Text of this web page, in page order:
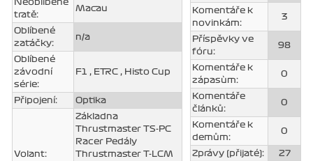
Neoblíbené
tratě:
Macau
Oblíbené
zatáčky:
n/a
Oblíbené
závodní
série:
F1 , ETRC , Histo Cup
Připojení: Optika
Volant:
Základna
Thrustmaster TS-PC
Racer Pedály
Thrustmaster T-LCM
Komentáře k
novinkám:
3
Příspěvky ve
fóru:
98
Komentáře k
zápasùm:
0
Komentáře
článků:
0
Komentáře k
demům:
0
Zprávy (přijaté):
27